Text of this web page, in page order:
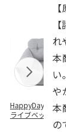
HappyDays 2way
ライブベッド グ
れ
本
い
や
本
の